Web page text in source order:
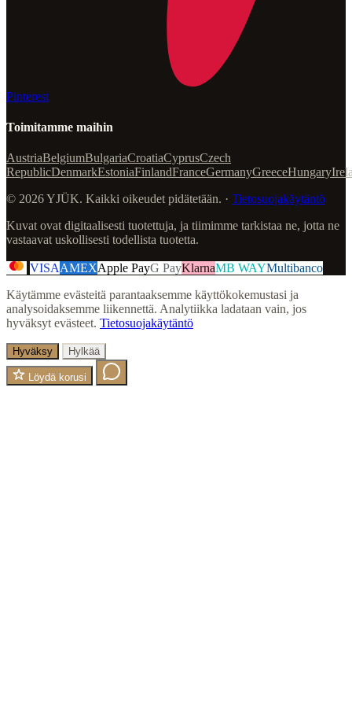
Pinterest
Toimitamme maihin
AustriaBelgiumBulgariaCroatiaCyprusCzech
RepublicDenmarkEstoniaFinlandFranceGermanyGreeceHungary
© 2026 YJÜK. Kaikki oikeudet pidätetään. · Tietosuojakäytäntö
Kuvat ovat digitaalisesti tuotettuja, ja tiimimme tarkistaa ne, jotta ne
vastaavat uskollisesti todellista tuotetta.
VISAAMEXApple PayG PayKlarnaMB WAYMultibanco
Käytämme evästeitä parantaaksemme käyttökokemustasi ja
analysoidaksemme liikennettä. Analytiikka ladataan vain, jos
hyväksyt evästeet. Tietosuojakäytäntö
Hyväksy Hylkää
Löydä korusi